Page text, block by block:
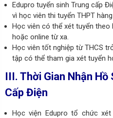
Edupro tuyển sinh Trung cấp
vì học viên thi tuyển THPT
Học viên có thể xét tuyển
hoặc online từ xa.
Học viên tốt nghiệp từ THCS
tập có thể tham gia xét tuyển
III. Thời Gian Nhận Hồ
Cấp Điện
Học viện Edupro tổ chức